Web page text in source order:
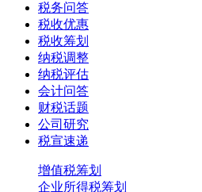
税务问答
税收优惠
税收筹划
纳税调整
纳税评估
会计问答
财税话题
公司研究
税宣速递
增值税筹划
企业所得税筹划